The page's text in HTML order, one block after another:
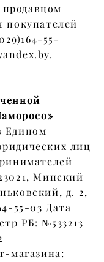
покупателей
55-
Едином
лиц
Минский
д. 2,
55-03 Дата
РБ: №533213
магазина: